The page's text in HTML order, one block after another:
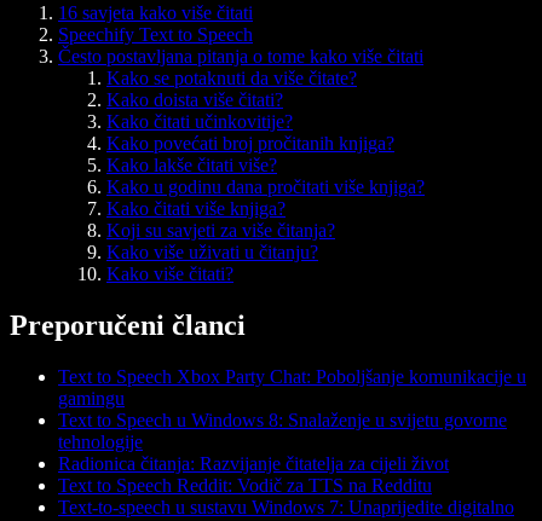
16 savjeta kako više čitati
Speechify Text to Speech
Često postavljana pitanja o tome kako više čitati
Kako se potaknuti da više čitate?
Kako doista više čitati?
Kako čitati učinkovitije?
Kako povećati broj pročitanih knjiga?
Kako lakše čitati više?
Kako u godinu dana pročitati više knjiga?
Kako čitati više knjiga?
Koji su savjeti za više čitanja?
Kako više uživati u čitanju?
Kako više čitati?
Preporučeni članci
Text to Speech Xbox Party Chat: Poboljšanje komunikacije u
gamingu
Text to Speech u Windows 8: Snalaženje u svijetu govorne
tehnologije
Radionica čitanja: Razvijanje čitatelja za cijeli život
Text to Speech Reddit: Vodič za TTS na Redditu
Text-to-speech u sustavu Windows 7: Unaprijedite digitalno